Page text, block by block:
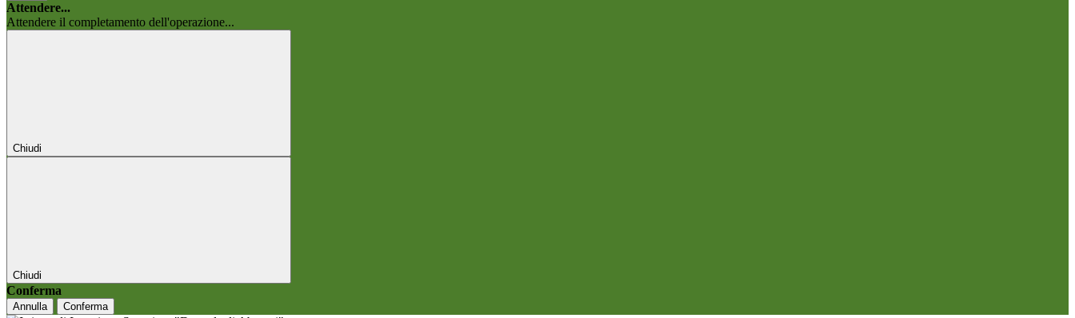
Attendere...
Attendere il completamento dell'operazione...
Chiudi
Chiudi
Conferma
Annulla Conferma